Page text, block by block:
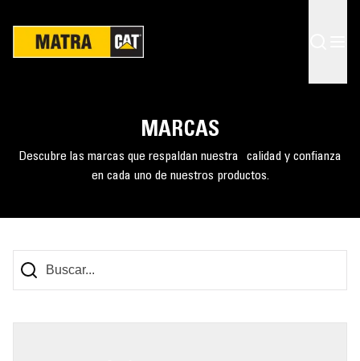
MARCAS
Descubre las marcas que respaldan nuestra calidad y confianza
en cada uno de nuestros productos.